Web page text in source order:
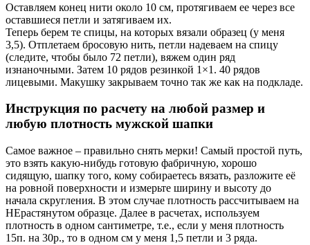
Оставляем конец нити около 10 см, протягиваем ее через все
оставшиеся петли и затягиваем их.
Теперь берем те спицы, на которых вязали образец (у меня
3,5). Отплетаем бросовую нить, петли надеваем на спицу
(следите, чтобы было 72 петли), вяжем один ряд
изнаночными. Затем 10 рядов резинкой 1×1. 40 рядов
лицевыми. Макушку закрываем точно так же как на подкладе.
Инструкция по расчету на любой размер и
любую плотность мужской шапки
Самое важное – правильно снять мерки! Самый простой путь,
это взять какую-нибудь готовую фабричную, хорошо
сидящую, шапку того, кому собираетесь вязать, разложите её
на ровной поверхности и измерьте ширину и высоту до
начала скругления. В этом случае плотность рассчитываем на
НЕрастянутом образце. Далее в расчетах, используем
плотность в одном сантиметре, т.е., если у меня плотность
15п. на 30р., то в одном см у меня 1,5 петли и 3 ряда.